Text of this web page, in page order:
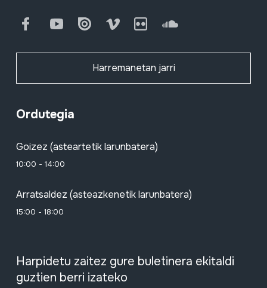
FacebookYoutube Issuu Vimeo Flickr SoundCloud
Harremanetan jarri
Ordutegia
Goizez (asteartetik larunbatera)
10:00 - 14:00
Arratsaldez (asteazkenetik larunbatera)
15:00 - 18:00
Harpidetu zaitez gure buletinera ekitaldi
guztien berri izateko